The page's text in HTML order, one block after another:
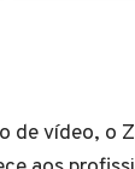
de vídeo, o